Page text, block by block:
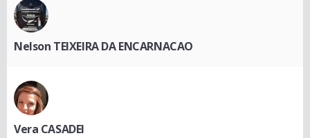
Nelson TEIXEIRA DA ENCARNACAO
Vera CASADEI